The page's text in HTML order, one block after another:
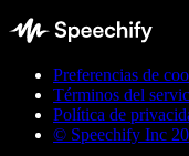
Preferencias de
Términos del
Política de
© Speechify Inc